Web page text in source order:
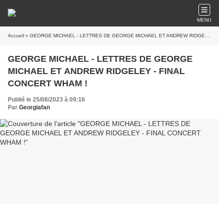
MENU
Accueil » GEORGE MICHAEL - LETTRES DE GEORGE MICHAEL ET ANDREW RIDGELEY - FINAL CONCERT WHAM !
GEORGE MICHAEL - LETTRES DE GEORGE
MICHAEL ET ANDREW RIDGELEY - FINAL
CONCERT WHAM !
Publié le 25/08/2023 à 09:16
Par Georgiafan